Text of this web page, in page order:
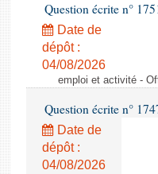
Question écrite n°
Date de
dépôt :
04/08/2026
emploi et activité -
Question écrite n°
Date de
dépôt :
04/08/2026